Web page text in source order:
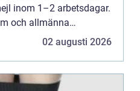
inom 1–2 arbetsdagar.
och allmänna
på vår sida.02 augusti 2026